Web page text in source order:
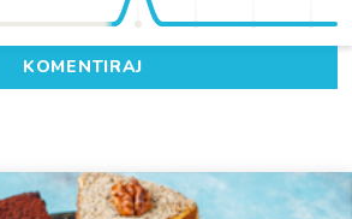
KOMENTIRAJ